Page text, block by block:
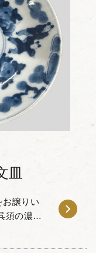
皿
お譲りい
須の濃淡
です。